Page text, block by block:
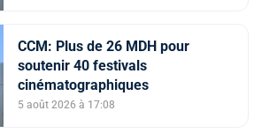
CCM: Plus de 26 MDH pour
soutenir 40 festivals
cinématographiques
5 août 2026 à 17:08